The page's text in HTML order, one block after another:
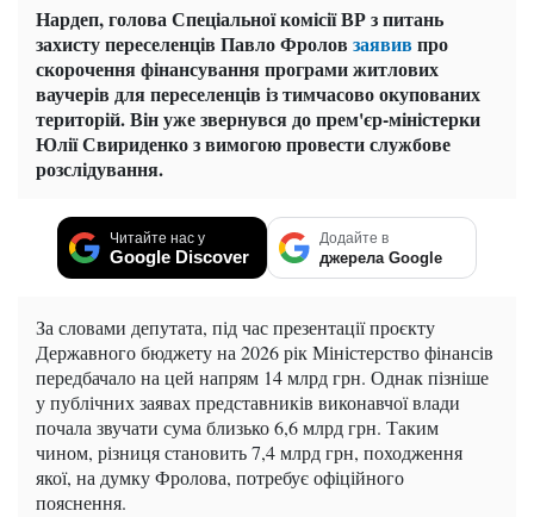
Нардеп, голова Спеціальної комісії ВР з питань
захисту переселенців Павло Фролов заявивпро
скорочення фінансування програми житлових
ваучерів для переселенців із тимчасово окупованих
територій. Він уже звернувся до прем'єр-міністерки
Юлії Свириденко з вимогою провести службове
розслідування.
Читайте нас у
Google Discover
Додайте в
джерела Google
За словами депутата, під час презентації проєкту
Державного бюджету на 2026 рік Міністерство фінансів
передбачало на цей напрям 14 млрд грн. Однак пізніше
у публічних заявах представників виконавчої влади
почала звучати сума близько 6,6 млрд грн. Таким
чином, різниця становить 7,4 млрд грн, походження
якої, на думку Фролова, потребує офіційного
пояснення.